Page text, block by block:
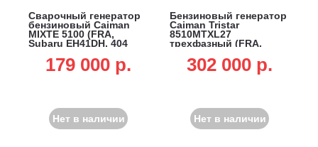
Сварочный генератор
бензиновый Caiman
MIXTE 5100 (FRA,
Subaru EH41DH, 404
электрод 4 мм, 73 кг)
179 000 p.
Нет в наличии
Бензиновый генератор
Caiman Tristar
8510MTXL27
трехфазный (FRA,
5.0/7.2 кВт, 25 л, 94 кг)
302 000 p.
Нет в наличии